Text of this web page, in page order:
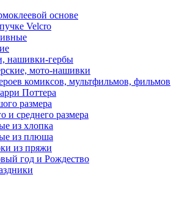
основе
Velcro
нашивки-гербы
мото-нашивки
комиксов, мультфильмов, фильмов
Поттера
размера
и среднего размера
из хлопка
из плюша
из пряжи
год и Рождество